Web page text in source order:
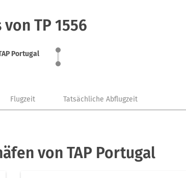
TP 1556
Portugal
Flugzeit Tatsächliche Abflugzeit
von TAP Portugal